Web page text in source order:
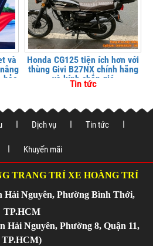
và
bảo
Honda CG125 tiện ích hơn với
thùng Givi B27NX chính hãng
và kính chắn gió
Tin tức
Dịch vụ Tin tức
Khuyến mãi
TRANG TRÍ XE HOÀNG TRÍ
Hải Nguyên, Phường Bình Thới,
TP.HCM
Hải Nguyên, Phường 8, Quận 11,
TP.HCM)